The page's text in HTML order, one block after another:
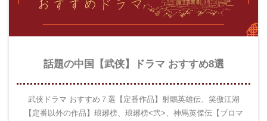
話題の中国【武侠】ドラマ おすすめ8選
武侠ドラマ おすすめ７選【定番作品】射鵰英雄伝、笑傲江湖
【定番以外の作品】琅琊榜、琅琊榜<弐>、神馬英傑伝【ブロマ